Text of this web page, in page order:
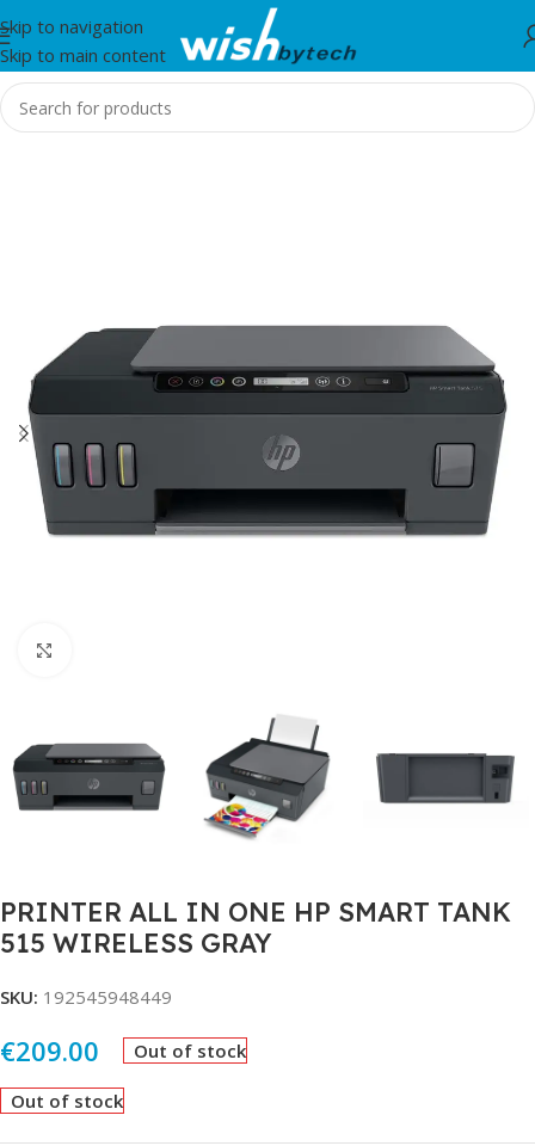
Skip to navigation
Skip to main content
Home/HP
PRINTER ALL IN ONE HP SMART TANK
515 WIRELESS GRAY
SKU: 192545948449
€209.00 Out of stock
Out of stock